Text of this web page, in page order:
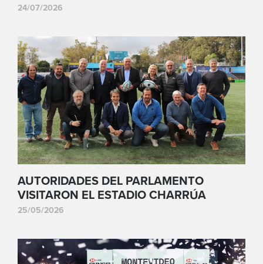
24/07/2026
AUTORIDADES DEL PARLAMENTO
VISITARON EL ESTADIO CHARRÚA
25/05/2026